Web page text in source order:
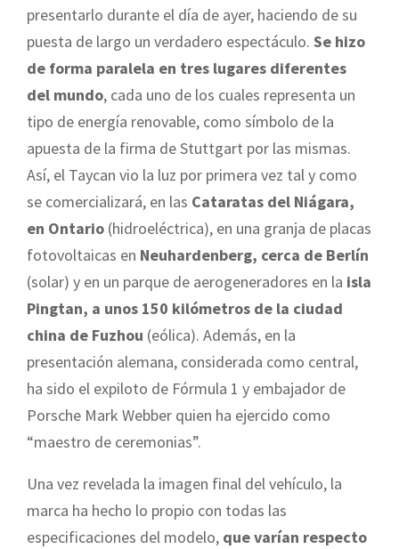
presentarlo durante el día de ayer, haciendo de su
puesta de largo un verdadero espectáculo. Se hizo
de forma paralela en tres lugares diferentes
del mundo, cada uno de los cuales representa un
tipo de energía renovable, como símbolo de la
apuesta de la firma de Stuttgart por las mismas.
Así, el Taycan vio la luz por primera vez tal y como
se comercializará, en las Cataratas del Niágara,
en Ontario (hidroeléctrica), en una granja de placas
fotovoltaicas en Neuhardenberg, cerca de Berlín
(solar) y en un parque de aerogeneradores en la isla
Pingtan, a unos 150 kilómetros de la ciudad
china de Fuzhou (eólica). Además, en la
presentación alemana, considerada como central,
ha sido el expiloto de Fórmula 1 y embajador de
Porsche Mark Webber quien ha ejercido como
“maestro de ceremonias”.
Una vez revelada la imagen final del vehículo, la
marca ha hecho lo propio con todas las
especificaciones del modelo, que varían respecto